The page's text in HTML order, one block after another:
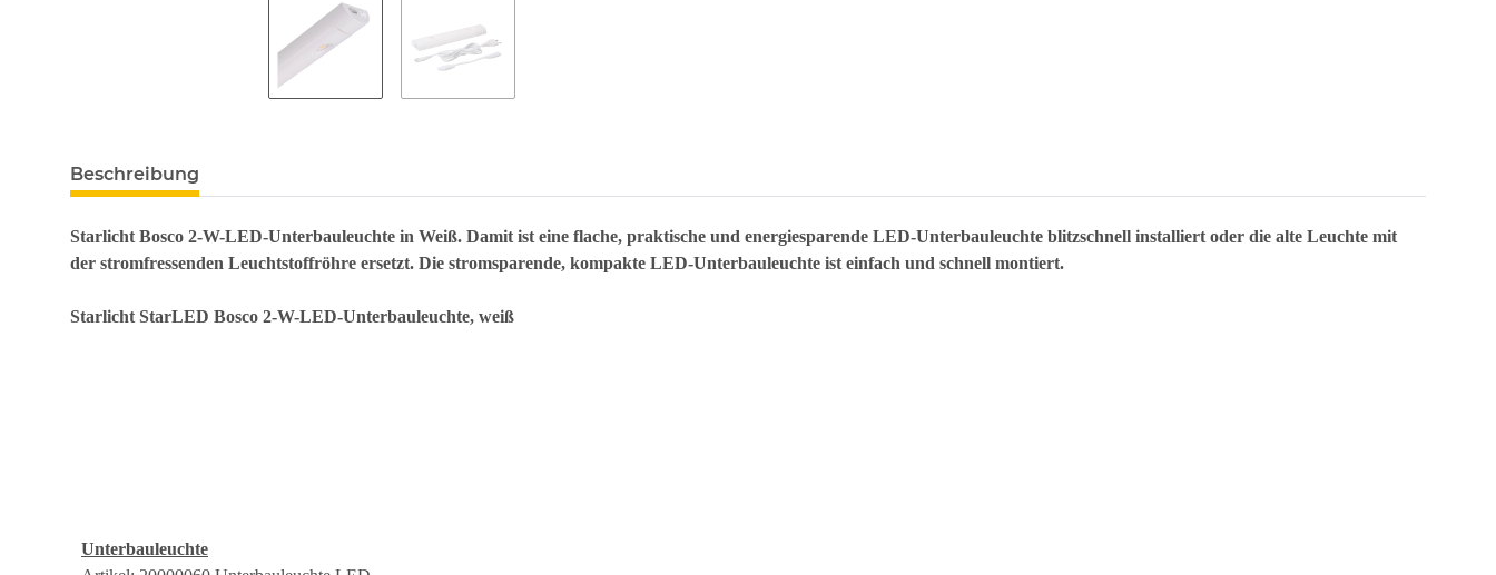
Beschreibung
Starlicht Bosco 2-W-LED-Unterbauleuchte in Weiß. Damit ist eine flache, praktische und energiesparende LED-Unterbauleuchte blitzschnell installiert oder die alte Leuchte mit
der stromfressenden Leuchtstoffröhre ersetzt. Die stromsparende, kompakte LED-Unterbauleuchte ist einfach und schnell montiert.
Starlicht StarLED Bosco 2-W-LED-Unterbauleuchte, weiß
Unterbauleuchte